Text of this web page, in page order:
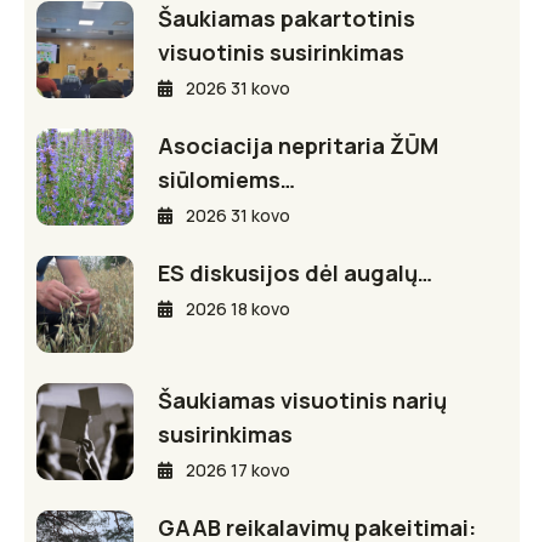
Šaukiamas pakartotinis
visuotinis susirinkimas
2026 31 kovo
Asociacija nepritaria ŽŪM
siūlomiems…
2026 31 kovo
ES diskusijos dėl augalų…
2026 18 kovo
Šaukiamas visuotinis narių
susirinkimas
2026 17 kovo
GAAB reikalavimų pakeitimai: